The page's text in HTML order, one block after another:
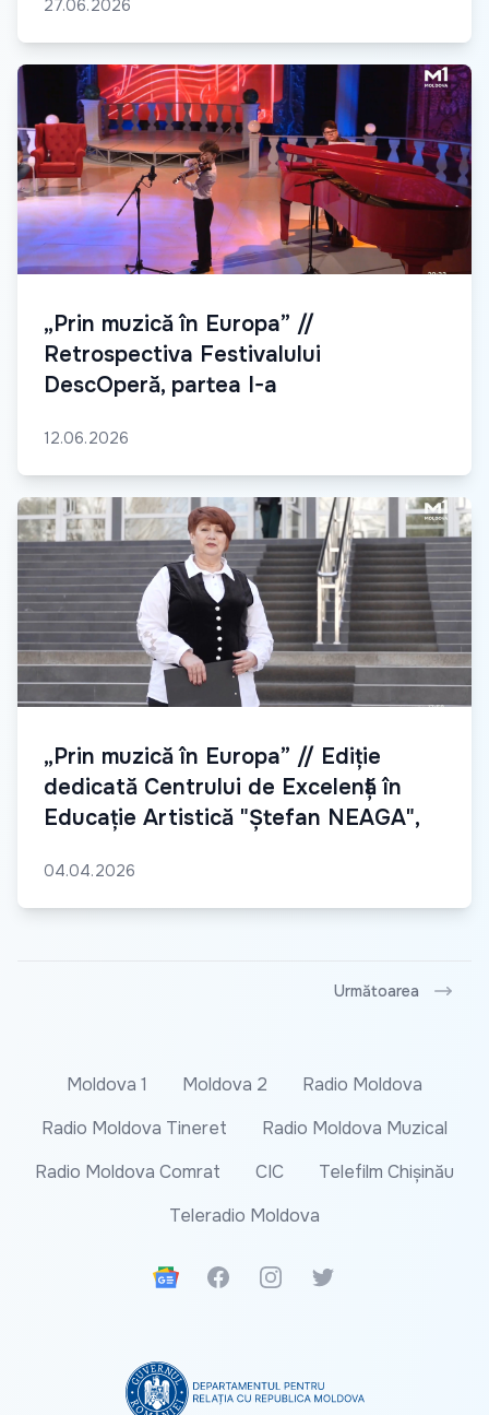
27.06.2026
„Prin muzică în Europa” //
Retrospectiva Festivalului
DescOperă, partea I-a
12.06.2026
„Prin muzică în Europa” // Ediție
dedicată Centrului de Excelență în
Educație Artistică "Ștefan NEAGA",
04.04.2026
Următoarea
Moldova 1 Moldova 2
Radio Moldova
Radio Moldova Tineret
Radio Moldova Muzical
Radio Moldova Comrat
CIC
Telefilm Chișinău
Teleradio Moldova
Google News
FacebookInstagramTwitter